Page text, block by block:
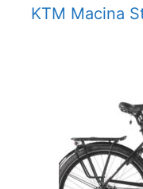
KTM Macina